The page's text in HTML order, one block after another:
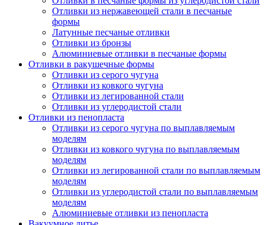
Отливки из нержавеющей стали в песчаные
формы
Латунные песчаные отливки
Отливки из бронзы
Алюминиевые отливки в песчаные формы
Отливки в ракушечные формы
Отливки из серого чугуна
Отливки из ковкого чугуна
Отливки из легированной стали
Отливки из углеродистой стали
Отливки из пенопласта
Отливки из серого чугуна по выплавляемым
моделям
Отливки из ковкого чугуна по выплавляемым
моделям
Отливки из легированной стали по выплавляемым
моделям
Отливки из углеродистой стали по выплавляемым
моделям
Алюминиевые отливки из пенопласта